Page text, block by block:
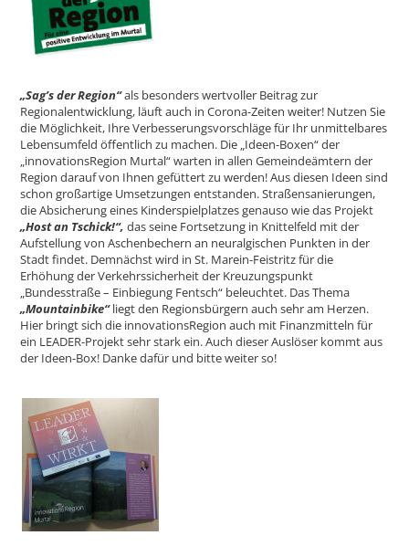
„Sag’s der Region“als besonders wertvoller Beitrag zur
Regionalentwicklung, läuft auch in Corona-Zeiten weiter! Nutzen Sie
die Möglichkeit, Ihre Verbesserungsvorschläge für Ihr unmittelbares
Lebensumfeld öffentlich zu machen. Die „Ideen-Boxen“ der
„innovationsRegion Murtal“ warten in allen Gemeindeämtern der
Region darauf von Ihnen gefüttert zu werden! Aus diesen Ideen sind
schon großartige Umsetzungen entstanden. Straßensanierungen,
die Absicherung eines Kinderspielplatzes genauso wie das Projekt
„Host an Tschick!“, das seine Fortsetzung in Knittelfeld mit der
Aufstellung von Aschenbechern an neuralgischen Punkten in der
Stadt findet. Demnächst wird in St. Marein-Feistritz für die
Erhöhung der Verkehrssicherheit der Kreuzungspunkt
„Bundesstraße – Einbiegung Fentsch“ beleuchtet. Das Thema
„Mountainbike“liegt den Regionsbürgern auch sehr am Herzen.
Hier bringt sich die innovationsRegion auch mit Finanzmitteln für
ein LEADER-Projekt sehr stark ein. Auch dieser Auslöser kommt aus
der Ideen-Box! Danke dafür und bitte weiter so!